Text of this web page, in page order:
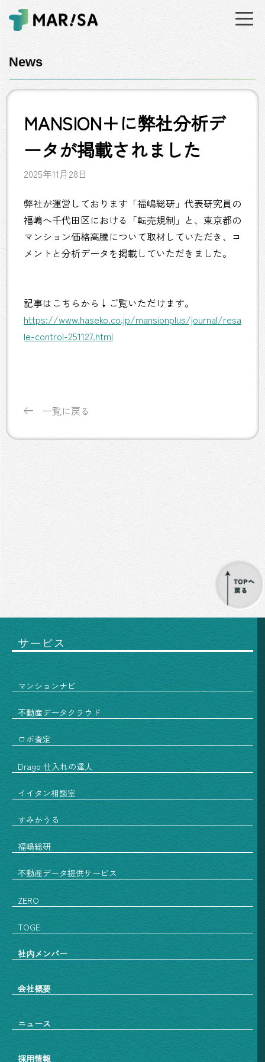
News
MANSION＋に弊社分析デ
ータが掲載されました
2025年11月28日
弊社が運営しております「福嶋総研」代表研究員の
福嶋へ千代田区における「転売規制」と、東京都の
マンション価格高騰について取材していただき、コ
メントと分析データを掲載していただきました。
記事はこちらから↓ご覧いただけます。
https://www.haseko.co.jp/mansionplus/journal/resa
le-control-251127.html
一覧に戻る
サービス
マンションナビ
不動産データクラウド
ロボ査定
Drago 仕入れの達人
イイタン相談室
すみかうる
福嶋総研
不動産データ提供サービス
ZERO
TOGE
社内メンバー
会社概要
ニュース
採用情報